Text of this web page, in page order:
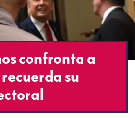
confronta a
su